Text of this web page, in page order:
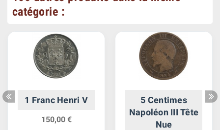
catégorie :
1 Franc Henri V
150,00 €
5 Centimes
Napoléon III Tête
Nue